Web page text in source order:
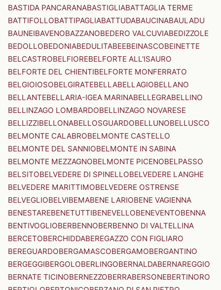
BASTIDA PANCARANABASTIGLIABATTAGLIA TERME
BATTIFOLLOBATTIPAGLIABATTUDABAUCINABAULADU
BAUNEIBAVENOBAZZANOBEDERO VALCUVIABEDIZZOLE
BEDOLLOBEDONIABEDULITABEEBEINASCOBEINETTE
BELCASTROBELFIOREBELFORTE ALL'ISAURO
BELFORTE DEL CHIENTIBELFORTE MONFERRATO
BELGIOIOSOBELGIRATEBELLABELLAGIOBELLANO
BELLANTEBELLARIA-IGEA MARINABELLEGRABELLINO
BELLINZAGO LOMBARDOBELLINZAGO NOVARESE
BELLIZZIBELLONABELLOSGUARDOBELLUNOBELLUSCO
BELMONTE CALABROBELMONTE CASTELLO
BELMONTE DEL SANNIOBELMONTE IN SABINA
BELMONTE MEZZAGNOBELMONTE PICENOBELPASSO
BELSITOBELVEDERE DI SPINELLOBELVEDERE LANGHE
BELVEDERE MARITTIMOBELVEDERE OSTRENSE
BELVEGLIOBELVIBEMABENE LARIOBENE VAGIENNA
BENESTAREBENETUTTIBENEVELLOBENEVENTOBENNA
BENTIVOGLIOBERBENNOBERBENNO DI VALTELLINA
BERCETOBERCHIDDABEREGAZZO CON FIGLIARO
BEREGUARDOBERGAMASCOBERGAMOBERGANTINO
BERGEGGIBERGOLOBERLINGOBERNALDABERNAREGGIO
BERNATE TICINOBERNEZZOBERRABERSONEBERTINORO